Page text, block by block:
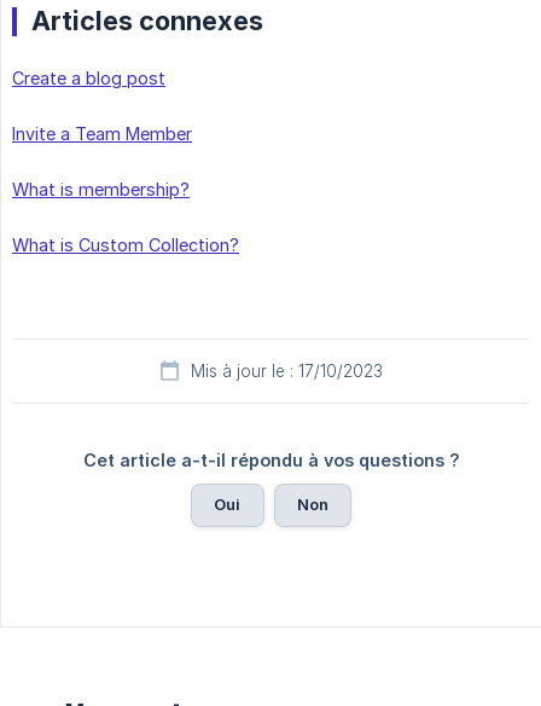
Articles connexes
Create a blog post
Invite a Team Member
What is membership?
What is Custom Collection?
Mis à jour le : 17/10/2023
Cet article a-t-il répondu à vos questions ?
Oui Non